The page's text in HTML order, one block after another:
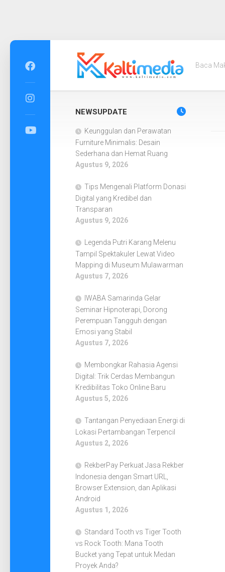
Skip
content
Baca
NEWSUPDATE
Keunggulan dan Perawatan
Furniture Minimalis: Desain
Sederhana dan Hemat Ruang
Agustus 9, 2026
Tips Mengenali Platform Donasi
Digital yang Kredibel dan
Transparan
Agustus 9, 2026
Legenda Putri Karang Melenu
Tampil Spektakuler Lewat Video
Mapping di Museum Mulawarman
Agustus 7, 2026
IWABA Samarinda Gelar
Seminar Hipnoterapi, Dorong
Perempuan Tangguh dengan
Emosi yang Stabil
Agustus 7, 2026
Membongkar Rahasia Agensi
Digital: Trik Cerdas Membangun
Kredibilitas Toko Online Baru
Agustus 5, 2026
Tantangan Penyediaan Energi di
Lokasi Pertambangan Terpencil
Agustus 2, 2026
RekberPay Perkuat Jasa Rekber
Indonesia dengan Smart URL,
Browser Extension, dan Aplikasi
Android
Agustus 1, 2026
Standard Tooth vs Tiger Tooth
vs Rock Tooth: Mana Tooth
Bucket yang Tepat untuk Medan
Proyek Anda?